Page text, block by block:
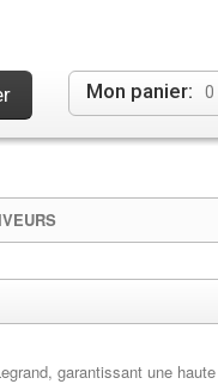
Mon panier: 0
garantissant une